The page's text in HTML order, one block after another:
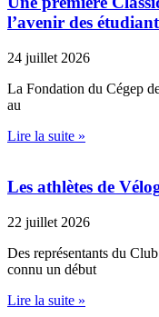
l’avenir des
24 juillet 2026
La Fondation du Cégep
au
Lire la suite »
Les athlètes de
22 juillet 2026
Des représentants du
connu un début
Lire la suite »